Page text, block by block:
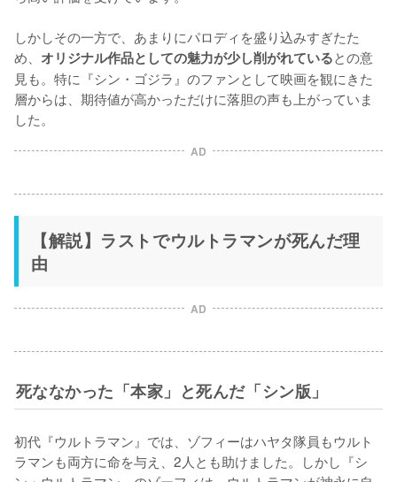
しかしその一方で、あまりにパロディを盛り込みすぎたた
め、 オリジナル作品としての魅力が少し削がれているとの意
見も。特に『シン・ゴジラ』のファンとして映画を観にきた
層からは、期待値が高かっただけに落胆の声も上がっていま
した。
AD
【解説】ラストでウルトラマンが死んだ理
由
AD
死ななかった「本家」と死んだ「シン版」
初代『ウルトラマン』では、ゾフィーはハヤタ隊員もウルト
ラマンも両方に命を与え、2人とも助けました。しかし『シ